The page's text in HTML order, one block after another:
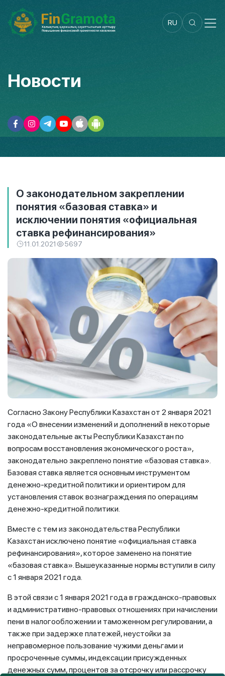
RU
Новости
О законодательном закреплении
понятия «базовая ставка» и
исключении понятия «официальная
ставка рефинансирования»
11.01.2021 5697
Согласно Закону Республики Казахстан от 2 января 2021
года «О внесении изменений и дополнений в некоторые
законодательные акты Республики Казахстан по
вопросам восстановления экономического роста»,
законодательно закреплено понятие «базовая ставка».
Базовая ставка является основным инструментом
денежно-кредитной политики и ориентиром для
установления ставок вознаграждения по операциям
денежно-кредитной политики.
Вместе с тем из законодательства Республики
Казахстан исключено понятие «официальная ставка
рефинансирования», которое заменено на понятие
«базовая ставка». Вышеуказанные нормы вступили в силу
с 1 января 2021 года.
В этой связи с 1 января 2021 года в гражданско-правовых
и административно-правовых отношениях при начислении
пени в налогообложении и таможенном регулировании, а
также при задержке платежей, неустойки за
неправомерное пользование чужими деньгами и
просроченные суммы, индексации присужденных
денежных сумм, процентов за отсрочку или рассрочку